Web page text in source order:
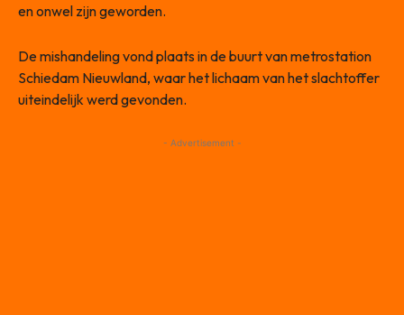
en onwel zijn geworden.
De mishandeling vond plaats in de buurt van metrostation
Schiedam Nieuwland, waar het lichaam van het slachtoffer
uiteindelijk werd gevonden.
- Advertisement -